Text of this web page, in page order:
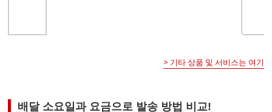
> 기타 상품 및 서비스는 여기
배달 소요일과 요금으로 발송 방법 비교!